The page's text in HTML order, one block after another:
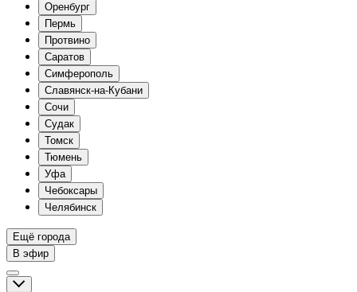
Оренбург
Пермь
Протвино
Саратов
Симферополь
Славянск-на-Кубани
Сочи
Судак
Томск
Тюмень
Уфа
Чебоксары
Челябинск
Ещё города
В эфир